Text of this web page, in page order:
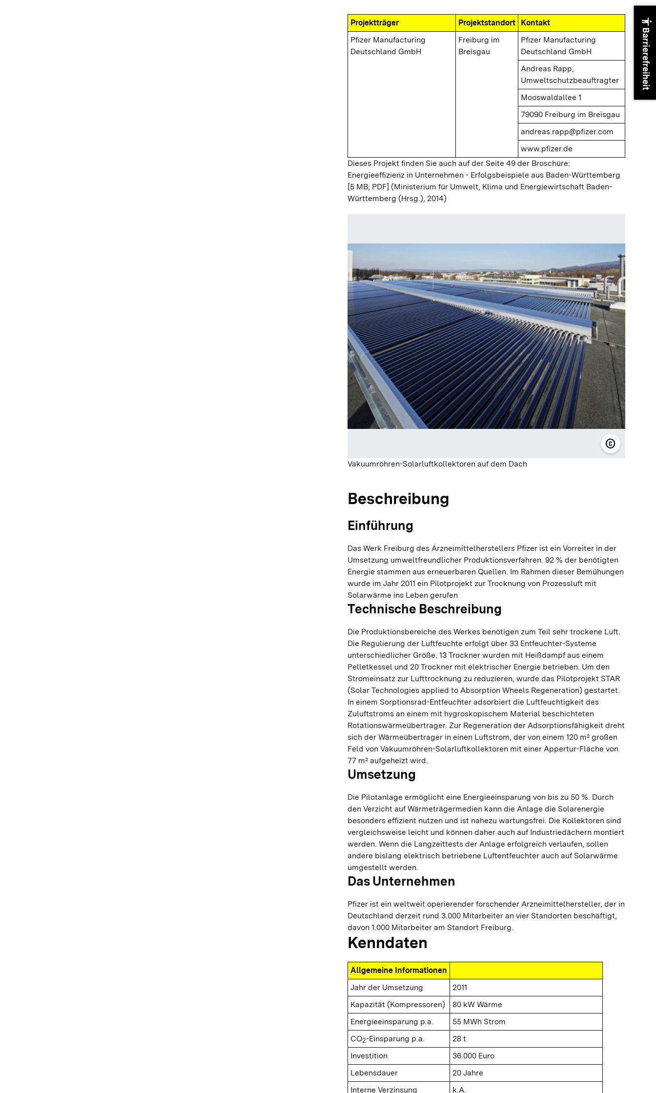
Projektträger Projektstandort
Kontakt
Pfizer Manufacturing
Deutschland GmbH
Freiburg im
Breisgau
Pfizer Manufacturing
Deutschland GmbH
Andreas Rapp,
Umweltschutzbeauftragter
Mooswaldallee 1
79090 Freiburg im Breisgau
andreas.rapp@pfizer.com
www.pfizer.de
Dieses Projekt finden Sie auch auf der Seite 49 der Broschüre:
Energieeffizienz in Unternehmen - Erfolgsbeispiele aus Baden-Württemberg
[5 MB; PDF] (Ministerium für Umwelt, Klima und Energiewirtschaft Baden-
Württemberg (Hrsg.), 2014)
copyright© Pfizer
Vakuumröhren-Solarluftkollektoren auf dem Dach
Beschreibung
Einführung
Das Werk Freiburg des Arzneimittelherstellers Pfizer ist ein Vorreiter in der
Umsetzung umweltfreundlicher Produktionsverfahren. 92 % der benötigten
Energie stammen aus erneuerbaren Quellen. Im Rahmen dieser Bemühungen
wurde im Jahr 2011 ein Pilotprojekt zur Trocknung von Prozessluft mit
Solarwärme ins Leben gerufen
Technische Beschreibung
Die Produktionsbereiche des Werkes benötigen zum Teil sehr trockene Luft.
Die Regulierung der Luftfeuchte erfolgt über 33 Entfeuchter-Systeme
unterschiedlicher Größe. 13 Trockner wurden mit Heißdampf aus einem
Pelletkessel und 20 Trockner mit elektrischer Energie betrieben. Um den
Stromeinsatz zur Lufttrocknung zu reduzieren, wurde das Pilotprojekt STAR
(Solar Technologies applied to Absorption Wheels Regeneration) gestartet.
In einem Sorptionsrad-Entfeuchter adsorbiert die Luftfeuchtigkeit des
Zuluftstroms an einem mit hygroskopischem Material beschichteten
Rotationswärmeübertrager. Zur Regeneration der Adsorptionsfähigkeit dreht
sich der Wärmeübertrager in einen Luftstrom, der von einem 120 m² großen
Feld von Vakuumröhren-Solarluftkollektoren mit einer Appertur-Fläche von
77 m² aufgeheizt wird.
Umsetzung
Die Pilotanlage ermöglicht eine Energieeinsparung von bis zu 50 %. Durch
den Verzicht auf Wärmeträgermedien kann die Anlage die Solarenergie
besonders effizient nutzen und ist nahezu wartungsfrei. Die Kollektoren sind
vergleichsweise leicht und können daher auch auf Industriedächern montiert
werden. Wenn die Langzeittests der Anlage erfolgreich verlaufen, sollen
andere bislang elektrisch betriebene Luftentfeuchter auch auf Solarwärme
umgestellt werden.
Das Unternehmen
Pfizer ist ein weltweit operierender forschender Arzneimittelhersteller, der in
Deutschland derzeit rund 3.000 Mitarbeiter an vier Standorten beschäftigt,
davon 1.000 Mitarbeiter am Standort Freiburg.
Kenndaten
Allgemeine Informationen
Jahr der Umsetzung
2011
Kapazität (Kompressoren)
80 kW Wärme
Energieeinsparung p.a.
55 MWh Strom
CO2-Einsparung p.a.
28 t
Investition
36.000 Euro
Lebensdauer
20 Jahre
Interne Verzinsung
k.A.
accessibility
Barrierefreiheit